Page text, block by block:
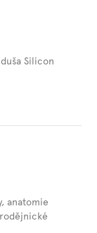
Silicon
anatomie